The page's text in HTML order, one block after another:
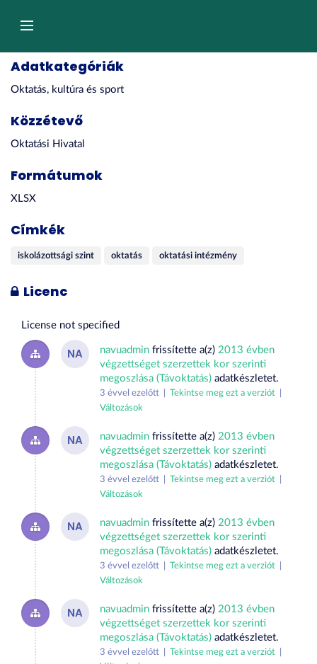
átugrásaNavigáció
Adatkategóriák
Oktatás, kultúra és sport
Közzétevő
Oktatási Hivatal
Formátumok
XLSX
Címkék
iskolázottsági szint oktatás oktatási intézmény
Licenc
License not specified
NA navuadmin frissítette a(z) 2013 évben
végzettséget szerzettek kor szerinti
megoszlása (Távoktatás) adatkészletet.
3 évvel ezelőtt | Tekintse meg ezt a verziót
Változások
NA navuadmin frissítette a(z) 2013 évben
végzettséget szerzettek kor szerinti
megoszlása (Távoktatás) adatkészletet.
3 évvel ezelőtt | Tekintse meg ezt a verziót
Változások
NA navuadmin frissítette a(z) 2013 évben
végzettséget szerzettek kor szerinti
megoszlása (Távoktatás) adatkészletet.
3 évvel ezelőtt | Tekintse meg ezt a verziót
Változások
NA navuadmin frissítette a(z) 2013 évben
végzettséget szerzettek kor szerinti
megoszlása (Távoktatás) adatkészletet.
3 évvel ezelőtt | Tekintse meg ezt a verziót